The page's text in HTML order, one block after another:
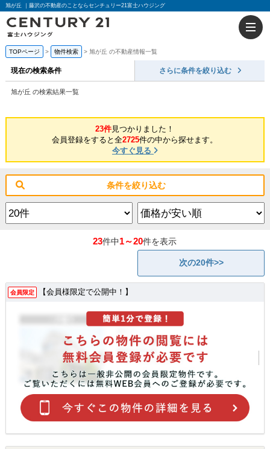
旭が丘 ｜藤沢の不動産のことならセンチュリー21富士ハウジング
TOPページ 物件検索 旭が丘 の不動産情報一覧
現在の検索条件 さらに条件を絞り込む
旭が丘 の検索結果一覧
23件見つかりました！
会員登録をすると全2725件の中から探せます。
今すぐ見る
条件を絞り込む
23件中1～20件を表示
次の20件>>
会員限定 【会員様限定で公開中！】